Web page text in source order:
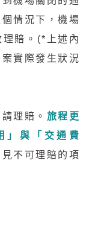
情況下，機場
理賠。(*上述內
實際發生狀況
理賠。 旅程更
」與「交通費
不可理賠的項